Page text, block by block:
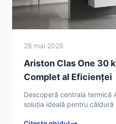
28 mai 2026
Ariston Clas One 30
Complet al Eficienței
Descoperă centrala termică
soluția ideală pentru